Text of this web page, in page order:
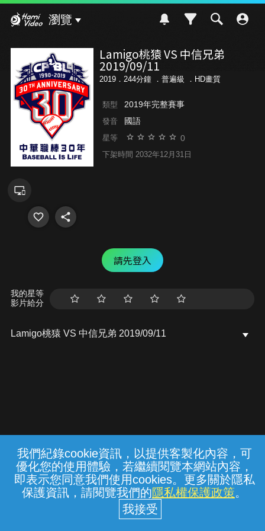
我們紀錄cookie資訊，以提供客製化內容，可
優化您的使用體驗，若繼續閱覽本網站內容，
即表示您同意我們使用cookies。更多關於隱私
保護資訊，請閱覽我們的隱私權保護政策。
瀏覽
Lamigo桃猿 VS 中信兄弟
2019/09/11
2019．244分鐘 ． 普遍級 ．HD畫質
類型 2019年完整賽事
發音 國語
星等 0
下架時間 2032年12月31日
請先登入
我的星等
影片給分
Lamigo桃猿 VS 中信兄弟 2019/09/11
常見問題 線上客服 服務條款 隱私權保護
中華電信股份有限公司個人家庭分公司
(統一編號：96979949) © 2026
{{notifyMsg}}